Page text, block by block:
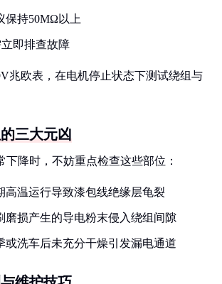
保持50MΩ以上
即排查故障
兆欧表，在电机停止状态下测试绕组与
三大元凶
下降时，不妨重点检查这些部位：
高温运行导致漆包线绝缘层龟裂
磨损产生的导电粉末侵入绕组间隙
或洗车后未充分干燥引发漏电通道